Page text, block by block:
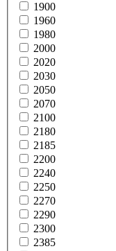
1900
1960
1980
2000
2020
2030
2050
2070
2100
2180
2185
2200
2240
2250
2270
2290
2300
2385